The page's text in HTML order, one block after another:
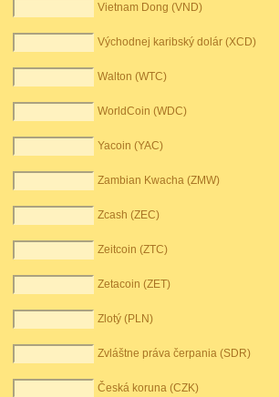
Vietnam Dong (VND)
Východnej karibský dolár (XCD)
Walton (WTC)
WorldCoin (WDC)
Yacoin (YAC)
Zambian Kwacha (ZMW)
Zcash (ZEC)
Zeitcoin (ZTC)
Zetacoin (ZET)
Zlotý (PLN)
Zvláštne práva čerpania (SDR)
Česká koruna (CZK)